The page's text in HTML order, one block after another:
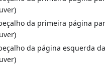
da primeira página
da página esquerda